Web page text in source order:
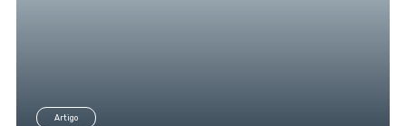
Artigo